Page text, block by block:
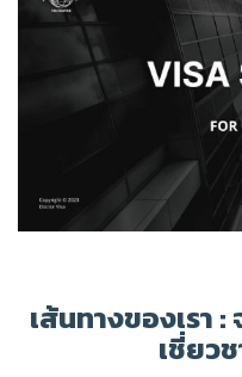
เส้นทางของเรา
เชี่ยว